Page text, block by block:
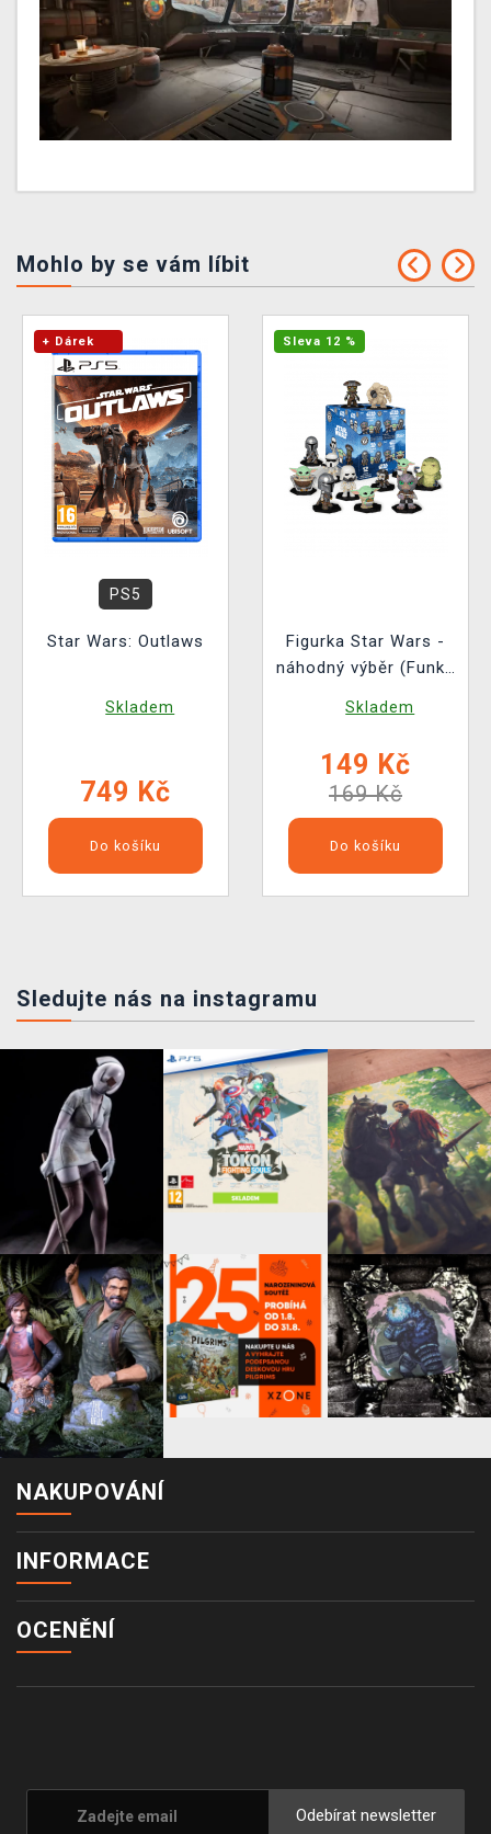
Mohlo by se vám líbit
+ Dárek
PS5
Star Wars: Outlaws
Skladem
749 Kč
Do košíku
Sleva 12 %
Figurka Star Wars -
náhodný výběr (Funko
Skladem
149 Kč
169 Kč
Do košíku
Sledujte nás na instagramu
NAKUPOVÁNÍ
INFORMACE
OCENĚNÍ
Odebírat newsletter